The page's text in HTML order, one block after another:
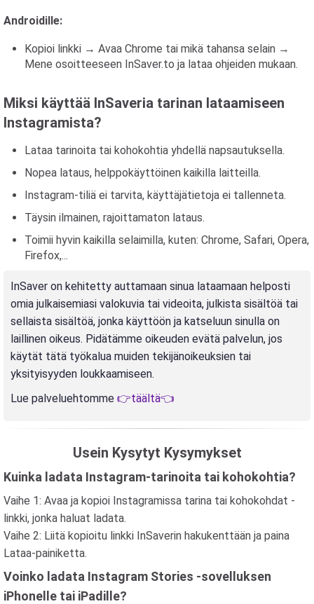
Androidille:
Kopioi linkki → Avaa Chrome tai mikä tahansa selain →
Mene osoitteeseen InSaver.to ja lataa ohjeiden mukaan.
Miksi käyttää InSaveria tarinan lataamiseen
Instagramista?
Lataa tarinoita tai kohokohtia yhdellä napsautuksella.
Nopea lataus, helppokäyttöinen kaikilla laitteilla.
Instagram-tiliä ei tarvita, käyttäjätietoja ei tallenneta.
Täysin ilmainen, rajoittamaton lataus.
Toimii hyvin kaikilla selaimilla, kuten: Chrome, Safari, Opera,
Firefox,...
InSaver on kehitetty auttamaan sinua lataamaan helposti
omia julkaisemiasi valokuvia tai videoita, julkista sisältöä tai
sellaista sisältöä, jonka käyttöön ja katseluun sinulla on
laillinen oikeus. Pidätämme oikeuden evätä palvelun, jos
käytät tätä työkalua muiden tekijänoikeuksien tai
yksityisyyden loukkaamiseen.
Lue palveluehtomme 👉täältä👈
Usein Kysytyt Kysymykset
Kuinka ladata Instagram-tarinoita tai kohokohtia?
Vaihe 1: Avaa ja kopioi Instagramissa tarina tai kohokohdat -
linkki, jonka haluat ladata.
Vaihe 2: Liitä kopioitu linkki InSaverin hakukenttään ja paina
Lataa-painiketta.
Voinko ladata Instagram Stories -sovelluksen
iPhonelle tai iPadille?